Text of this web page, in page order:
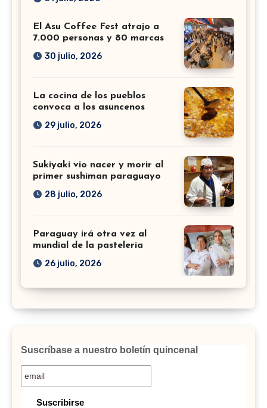
El Asu Coffee Fest atrajo a
7.000 personas y 80 marcas
30 julio, 2026
La cocina de los pueblos
convoca a los asuncenos
29 julio, 2026
Sukiyaki vio nacer y morir al
primer sushiman paraguayo
28 julio, 2026
Paraguay irá otra vez al
mundial de la pastelería
26 julio, 2026
Suscríbase a nuestro boletín quincenal